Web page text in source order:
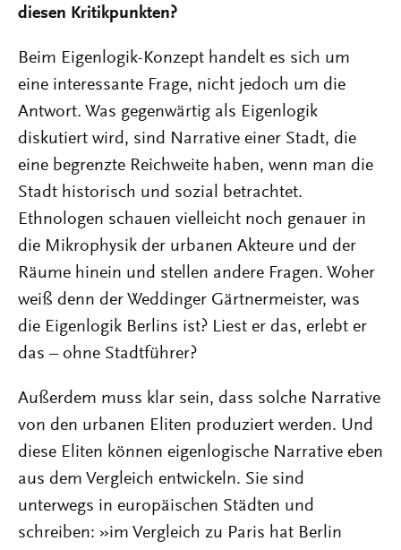
diesen Kritikpunkten?
Beim Eigenlogik-Konzept handelt es sich um
eine interessante Frage, nicht jedoch um die
Antwort. Was gegenwärtig als Eigenlogik
diskutiert wird, sind Narrative einer Stadt, die
eine begrenzte Reichweite haben, wenn man die
Stadt historisch und sozial betrachtet.
Ethnologen schauen vielleicht noch genauer in
die Mikrophysik der urbanen Akteure und der
Räume hinein und stellen andere Fragen. Woher
weiß denn der Weddinger Gärtnermeister, was
die Eigenlogik Berlins ist? Liest er das, erlebt er
das – ohne Stadtführer?
Außerdem muss klar sein, dass solche Narrative
von den urbanen Eliten produziert werden. Und
diese Eliten können eigenlogische Narrative eben
aus dem Vergleich entwickeln. Sie sind
unterwegs in europäischen Städten und
schreiben: »im Vergleich zu Paris hat Berlin